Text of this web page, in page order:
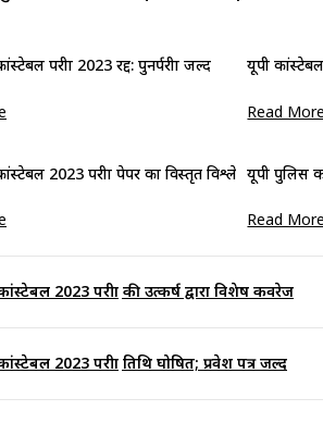
परीक्षा 2023 रद्द: पुनर्परीक्षा जल्द यूपी
Read
2023 परीक्षा पेपर का विस्तृत विश्लेषणयूपी पुलिस
Read
2023 परीक्षा की उत्कर्ष द्वारा विशेष कवरेज
2023 परीक्षा तिथि घोषित; प्रवेश पत्र जल्द